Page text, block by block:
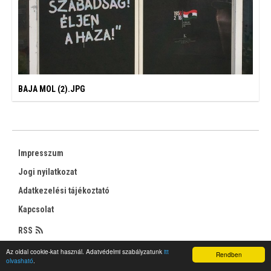
Rendben
Az oldal cookie-kat használ. Adatvédelmi szabályzatunk itt
olvasható.
BAJA MOL (2).JPG
Impresszum
Jogi nyilatkozat
Adatkezelési tájékoztató
Kapcsolat
RSS